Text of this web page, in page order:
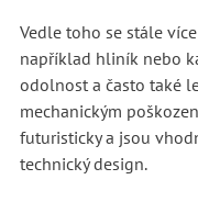
Vedle toho se stále
například hliník nebo
odolnost a často také
mechanickým
futuristicky a jsou
technický design.